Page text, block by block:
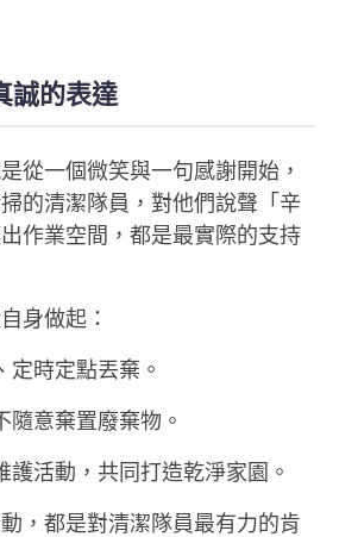
誠的表達
從一個微笑與一句感謝開始，
的清潔隊員，對他們說聲「辛
作業空間，都是最實際的支持
身做起：
定時定點丟棄。
隨意棄置廢棄物。
護活動，共同打造乾淨家園。
，都是對清潔隊員最有力的肯